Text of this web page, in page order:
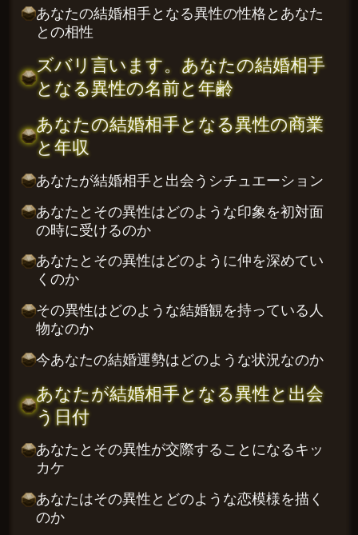
あなたの結婚相手となる異性の性格とあなた
との相性
ズバリ言います。あなたの結婚相手
となる異性の名前と年齢
あなたの結婚相手となる異性の商業
と年収
あなたが結婚相手と出会うシチュエーション
あなたとその異性はどのような印象を初対面
の時に受けるのか
あなたとその異性はどのように仲を深めてい
くのか
その異性はどのような結婚観を持っている人
物なのか
今あなたの結婚運勢はどのような状況なのか
あなたが結婚相手となる異性と出会
う日付
あなたとその異性が交際することになるキッ
カケ
あなたはその異性とどのような恋模様を描く
のか